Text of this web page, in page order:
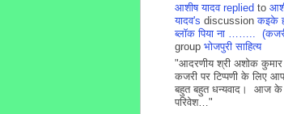
आशीष यादव replied to
यादव's discussionकइके
ब्लाॅक पिया ना ……..
group भोजपुरी साहित्य
"आदरणीय श्री अशोक
कजरी पर टिप्पणी के लिए
बहुत बहुत धन्यवाद। आज के
परिवेश…"